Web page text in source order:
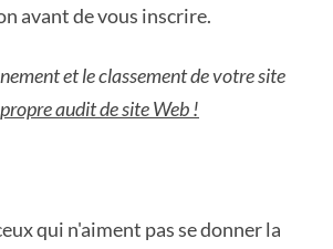
avant de vous inscrire.
et le classement de votre site
propre audit de site Web !
qui n'aiment pas se donner la